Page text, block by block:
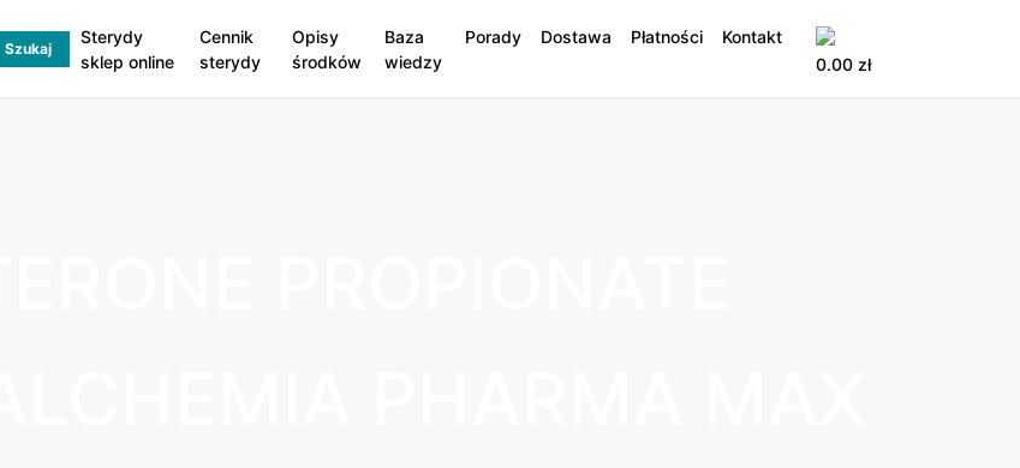
Sterydy
sklep online
Cennik
sterydy
Opisy
środków
Baza
wiedzy
Porady Dostawa Płatności
Kontakt
0.00 zł